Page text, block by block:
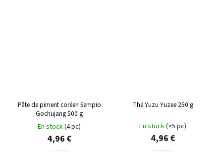
Pâte de piment coréen Sempio
Gochujang 500 g
En stock(4 pc)
4,96 €
Thé Yuzu Yuzee 250 g
En stock(>5 pc)
4,96 €